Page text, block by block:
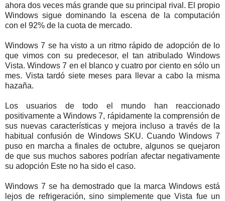
ahora dos veces más grande que su principal rival. El propio
Windows sigue dominando la escena de la computación
con el 92% de la cuota de mercado.
Windows 7 se ha visto a un ritmo rápido de adopción de lo
que vimos con su predecesor, el tan atribulado Windows
Vista. Windows 7 en el blanco y cuatro por ciento en sólo un
mes. Vista tardó siete meses para llevar a cabo la misma
hazaña.
Los usuarios de todo el mundo han reaccionado
positivamente a Windows 7, rápidamente la comprensión de
sus nuevas características y mejora incluso a través de la
habitual confusión de Windows SKU. Cuando Windows 7
puso en marcha a finales de octubre, algunos se quejaron
de que sus muchos sabores podrían afectar negativamente
su adopción Este no ha sido el caso.
Windows 7 se ha demostrado que la marca Windows está
lejos de refrigeración, sino simplemente que Vista fue un